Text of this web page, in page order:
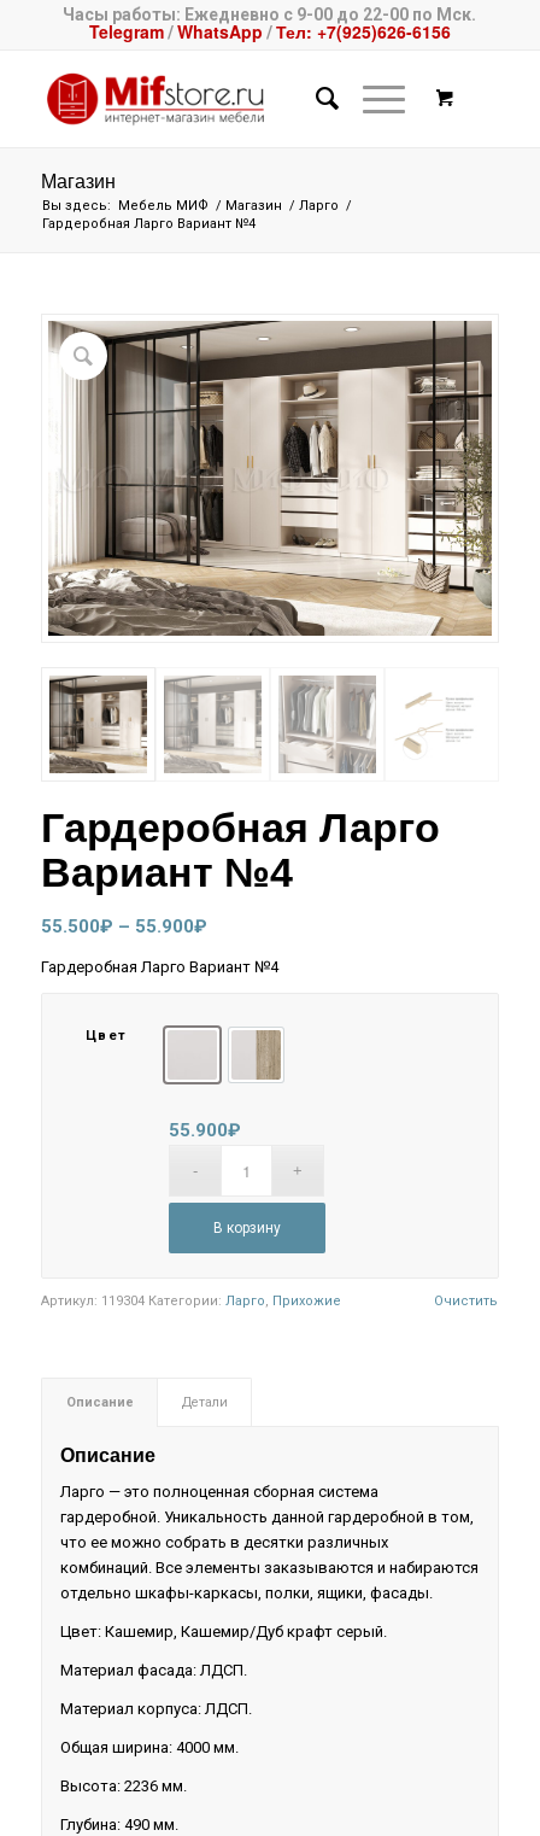
Часы работы: Ежедневно с 9-00 до 22-00 по Мск.
Telegram/WhatsApp /Тел: +7(925)626-6156
Магазин
Вы здесь: Мебель МИФ / Магазин / Ларго /
Гардеробная Ларго Вариант №4
Гардеробная Ларго
Вариант №4
55.500₽ – 55.900₽Диапазон
55.500₽
55.900₽
Гардеробная Ларго Вариант №4
Цвет
Кашемир/Дуб Крафт Серый
Очистить
55.900₽
В корзину
Артикул: 119304 Категории: Ларго, Прихожие
Описание Детали
Описание
Ларго — это полноценная сборная система
гардеробной. Уникальность данной гардеробной в том,
что ее можно собрать в десятки различных
комбинаций. Все элементы заказываются и набираются
отдельно шкафы-каркасы, полки, ящики, фасады.
Цвет: Кашемир, Кашемир/Дуб крафт серый.
Материал фасада: ЛДСП.
Материал корпуса: ЛДСП.
Общая ширина: 4000 мм.
Высота: 2236 мм.
Глубина: 490 мм.